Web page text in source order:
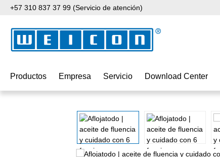
al contenido principal
Saltar a la búsqueda
Saltar a la navegación principal
+57 310 837 37 99 (Servicio de atención)
Productos Empresa Servicio Download Center
Omitir galería de imágenes